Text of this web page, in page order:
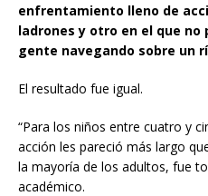
enfrentamiento lleno de
ladrones y otro en el que no
gente navegando sobre un
El resultado fue igual.
“Para los niños entre cuatro y
acción les pareció más largo
la mayoría de los adultos, fue
académico.